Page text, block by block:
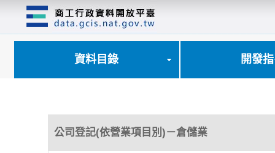
資料目錄 開發
公司登記(依營業項目別)－倉儲業